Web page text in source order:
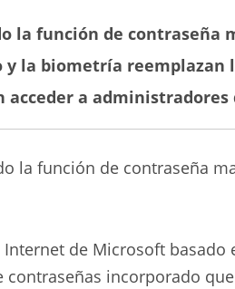
la función de contraseña
y la biometría
acceder a administradores
la función de contraseña
Internet de Microsoft
incorporado